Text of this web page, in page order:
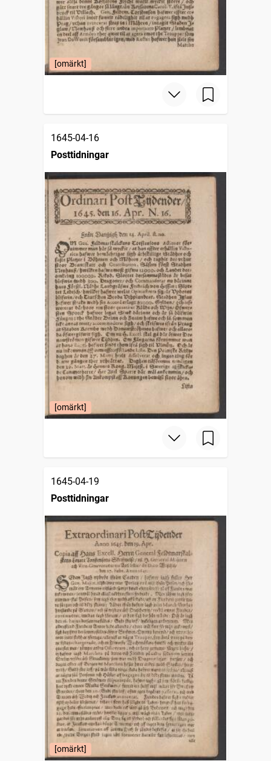
[omärkt]
1645-04-16
Posttidningar
[omärkt]
1645-04-19
Posttidningar
[omärkt]